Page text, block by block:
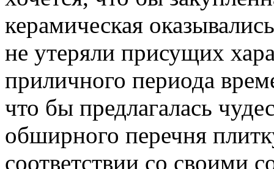
керамическая
не утеряли присущих
приличного периода
что бы предлагалась
обширного перечня
соответствии со своими